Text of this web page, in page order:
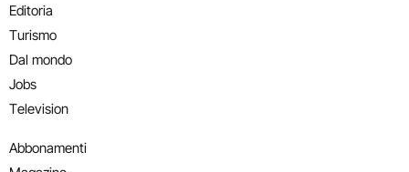
Editoria
Turismo
Dal mondo
Jobs
Television
Abbonamenti